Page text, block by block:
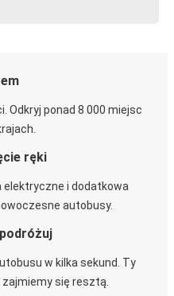
Odkryj ponad 8 000 miejsc
ręki
elektryczne i dodatkowa
autobusy.
w kilka sekund. Ty
się resztą.